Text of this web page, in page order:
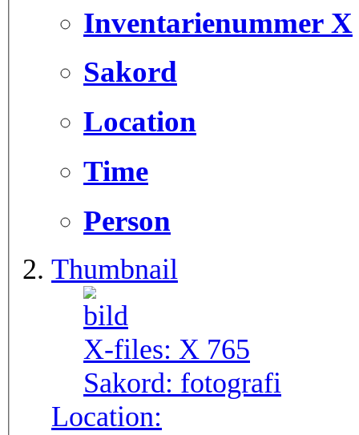
Inventarienummer X
Sakord
Location
Time
Person
Thumbnail
X-files: X 765
Sakord: fotografi
Location: